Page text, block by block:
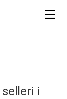
selleri i